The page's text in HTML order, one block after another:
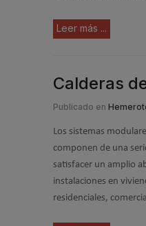
Leer más ...
Calderas
Publicado en
Los sistemas
componen de una
satisfacer un amplio
instalaciones en
residenciales,